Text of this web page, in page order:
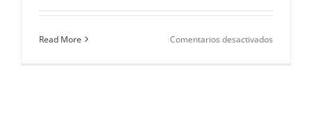
Read More Comentarios desactivados